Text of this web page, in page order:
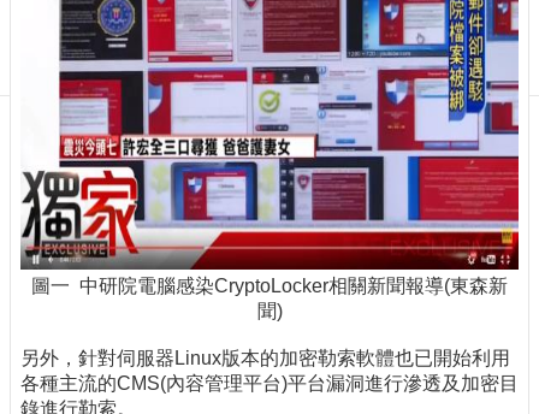
於
我
們
出
物
校
圖一 中研院電腦感染CryptoLocker相關新聞報導(東森新
聞)
另外，針對伺服器Linux版本的加密勒索軟體也已開始利用
各種主流的CMS(內容管理平台)平台漏洞進行滲透及加密目
錄進行勒索。